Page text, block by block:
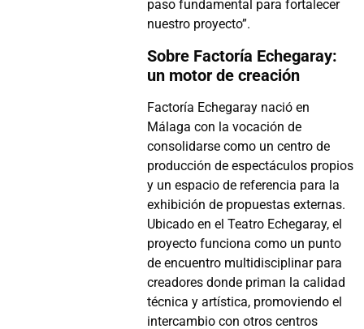
paso fundamental para fortalecer
nuestro proyecto”.
Sobre Factoría Echegaray:
un motor de creación
Factoría Echegaray nació en
Málaga con la vocación de
consolidarse como un centro de
producción de espectáculos propios
y un espacio de referencia para la
exhibición de propuestas externas.
Ubicado en el Teatro Echegaray, el
proyecto funciona como un punto
de encuentro multidisciplinar para
creadores donde priman la calidad
técnica y artística, promoviendo el
intercambio con otros centros